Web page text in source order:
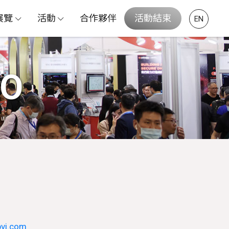
覽 活動 合作夥伴 活動結束 EN